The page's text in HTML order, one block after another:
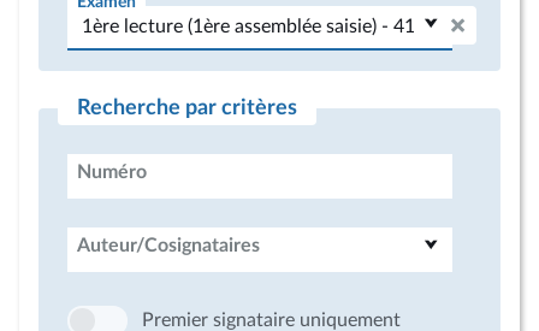
Recherche par critères
Numéro
Auteur/Cosignataires
Premier signataire uniquement